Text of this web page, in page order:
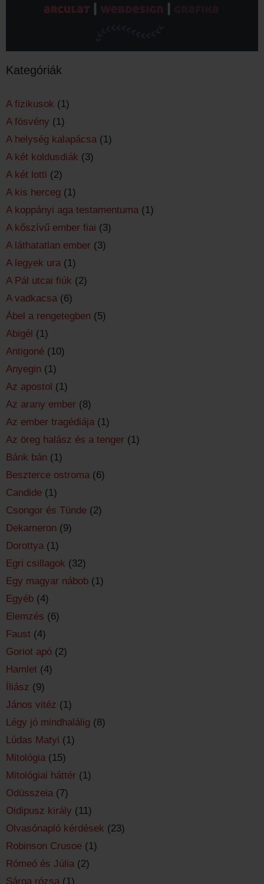
Kategóriák
A fizikusok (1)
A fösvény (1)
A helység kalapácsa (1)
A két koldusdiák (3)
A két lotti (2)
A kis herceg (1)
A koppányi aga testamentuma (1)
A kőszívű ember fiai (3)
A láthatatlan ember (3)
A legyek ura (1)
A Pál utcai fiúk (2)
A vadkacsa (6)
Ábel a rengetegben (5)
Abigél (1)
Antigoné (10)
Anyegin (1)
Az apostol (1)
Az arany ember (8)
Az ember tragédiája (1)
Az öreg halász és a tenger (1)
Bánk bán (1)
Beszterce ostroma (6)
Candide (1)
Csongor és Tünde (2)
Dekameron (9)
Dorottya (1)
Egri csillagok (32)
Egy magyar nábob (1)
Egyéb (4)
Elemzés (6)
Faust (4)
Goriot apó (2)
Hamlet (4)
Íliász (9)
János vitéz (1)
Légy jó mindhalálig (8)
Lúdas Matyi (1)
Mitológia (15)
Mitológiai háttér (1)
Odüsszeia (7)
Oidipusz király (11)
Olvasónapló kérdések (23)
Robinson Crusoe (1)
Rómeó és Júlia (2)
Sárga rózsa (1)